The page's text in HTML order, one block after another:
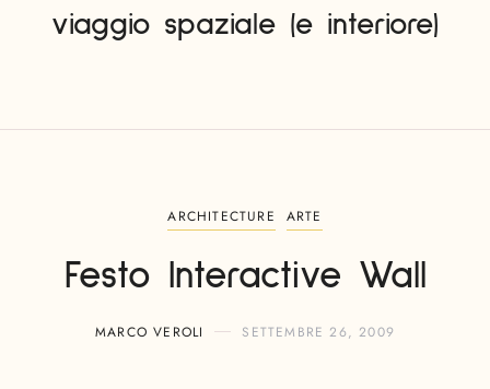
viaggio spaziale (e interiore)
ARCHITECTURE ARTE
Festo Interactive Wall
MARCO VEROLI SETTEMBRE 26, 2009